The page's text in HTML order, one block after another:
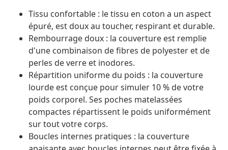
Tissu confortable : le tissu en coton a un aspect
épuré, est doux au toucher, respirant et durable.
Rembourrage doux : la couverture est remplie
d'une combinaison de fibres de polyester et de
perles de verre et inodores.
Répartition uniforme du poids : la couverture
lourde est conçue pour simuler 10 % de votre
poids corporel. Ses poches matelassées
compactes répartissent le poids uniformément
sur tout votre corps.
Boucles internes pratiques : la couverture